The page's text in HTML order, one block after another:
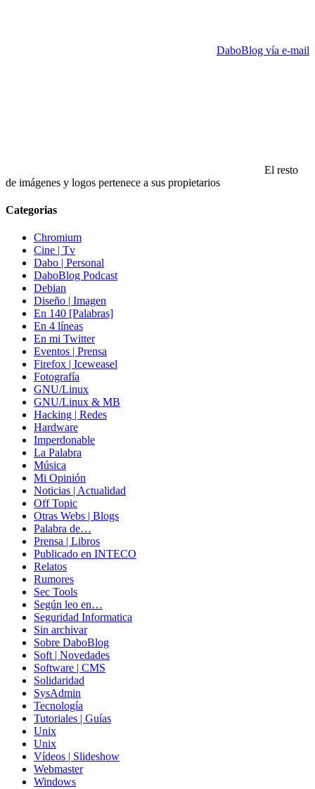
DaboBlog vía e-mail
El resto
de imágenes y logos pertenece a sus propietarios
Categorias
Chromium
Cine | Tv
Dabo | Personal
DaboBlog Podcast
Debian
Diseño | Imagen
En 140 [Palabras]
En 4 líneas
En mi Twitter
Eventos | Prensa
Firefox | Iceweasel
Fotografía
GNU/Linux
GNU/Linux & MB
Hacking | Redes
Hardware
Imperdonable
La Palabra
Música
Mi Opinión
Noticias | Actualidad
Off Topic
Otras Webs | Blogs
Palabra de…
Prensa | Libros
Publicado en INTECO
Relatos
Rumores
Sec Tools
Según leo en…
Seguridad Informatica
Sin archivar
Sobre DaboBlog
Soft | Novedades
Software | CMS
Solidaridad
SysAdmin
Tecnología
Tutoriales | Guías
Unix
Unix
Vídeos | Slideshow
Webmaster
Windows